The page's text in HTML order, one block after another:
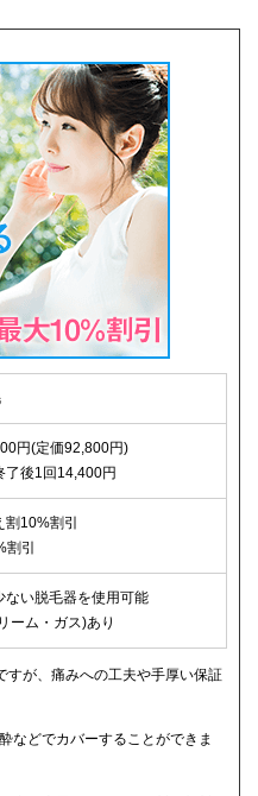
円(定価92,800円)
了後1回14,400円
10%割引
引
ない脱毛器を使用可能
ーム・ガス)あり
すが、痛みへの工夫や手厚い保証
などでカバーすることができま